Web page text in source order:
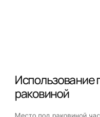
Использование
раковиной